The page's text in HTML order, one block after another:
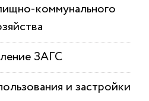
коммунального
ЗАГС
и застройки